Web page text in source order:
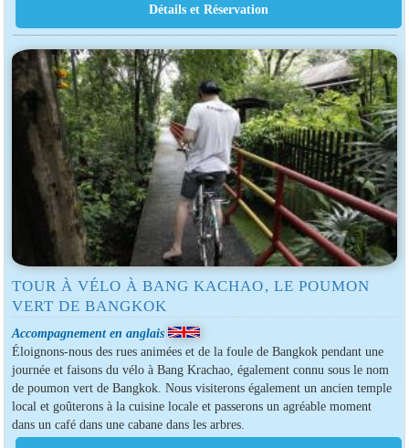
TOUR À VÉLO À BANG KACHAO, LE POUMON
VERT DE BANGKOK
Accompagnement en anglais
Éloignons-nous des rues animées et de la foule de Bangkok pendant une
journée et faisons du vélo à Bang Krachao, également connu sous le nom
de poumon vert de Bangkok. Nous visiterons également un ancien temple
local et goûterons à la cuisine locale et passerons un agréable moment
dans un café dans une cabane dans les arbres.